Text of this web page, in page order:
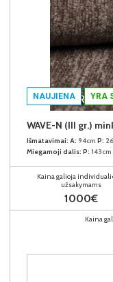
NAUJIENA YRA
WAVE-N (III gr.)
Išmatavimai: A: 94cm P:
Miegamoji dalis: P: 143cm
Kaina galioja
užsakymams
1000€
Kaina